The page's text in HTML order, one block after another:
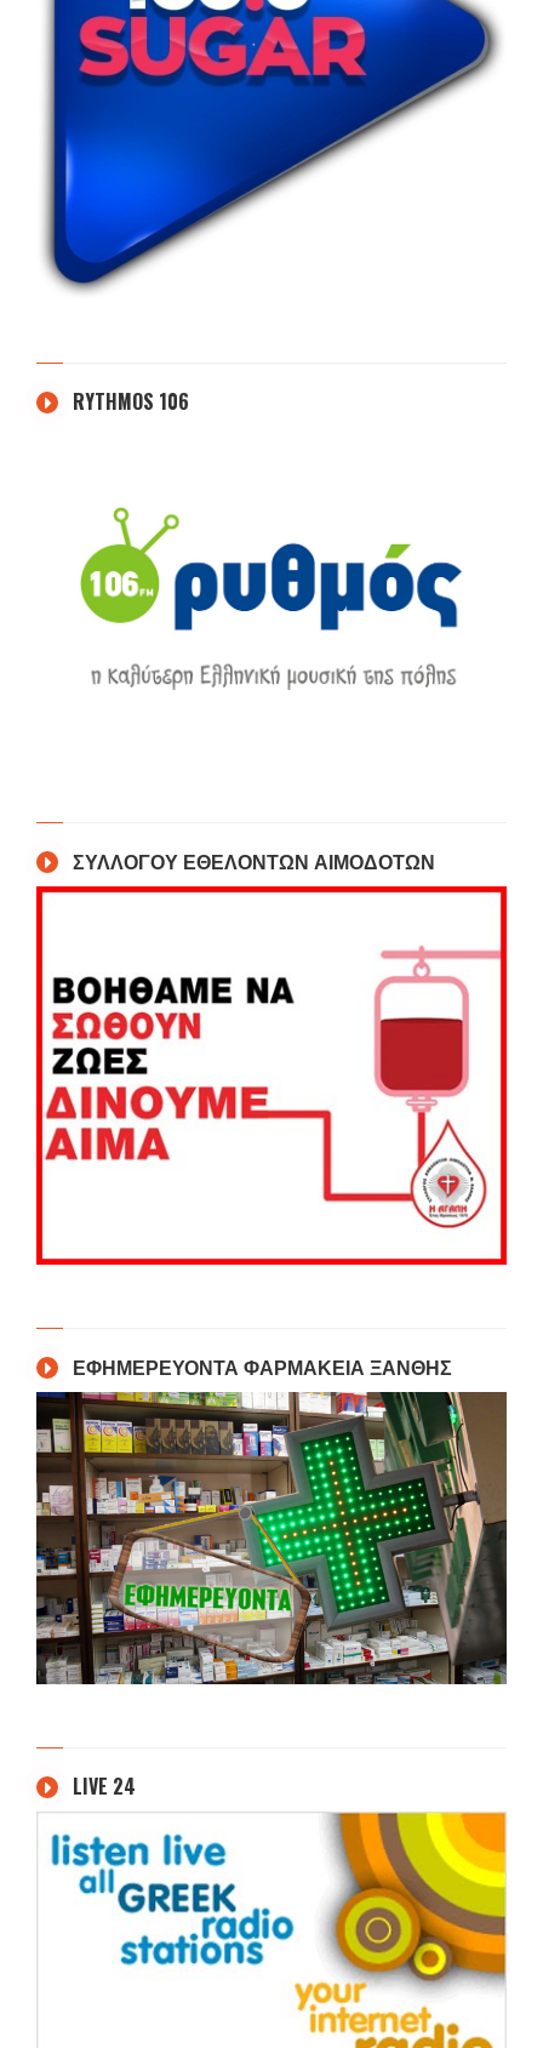
RYTHMOS 106
ΣΥΛΛΟΓΟΥ ΕΘΕΛΟΝΤΩΝ ΑΙΜΟΔΟΤΩΝ
ΕΦΗΜΕΡΕΥΟΝΤΑ ΦΑΡΜΑΚΕΙΑ ΞΑΝΘΗΣ
LIVE 24